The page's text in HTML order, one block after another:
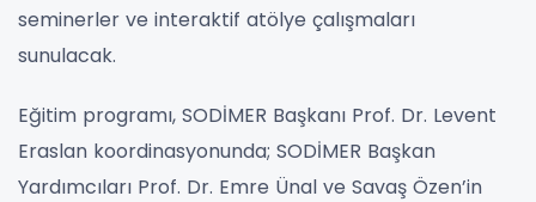
seminerler ve interaktif atölye çalışmaları
sunulacak.
Eğitim programı, SODİMER Başkanı Prof. Dr. Levent
Eraslan koordinasyonunda; SODİMER Başkan
Yardımcıları Prof. Dr. Emre Ünal ve Savaş Özen’in